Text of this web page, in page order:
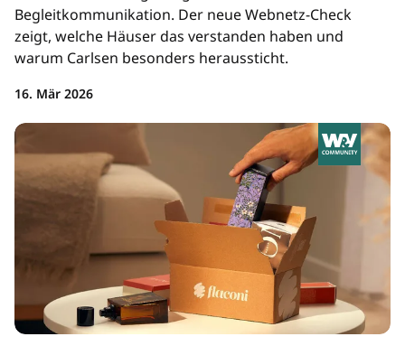
Begleitkommunikation. Der neue Webnetz-Check
zeigt, welche Häuser das verstanden haben und
warum Carlsen besonders heraussticht.
16. Mär 2026